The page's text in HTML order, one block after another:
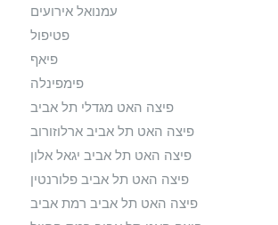
עמנואל אירועים
פטיפול
פיאף
פימפינלה
פיצה האט מגדלי תל אביב
פיצה האט תל אביב ארלוזורוב
פיצה האט תל אביב יגאל אלון
פיצה האט תל אביב פלורנטין
פיצה האט תל אביב רמת אביב